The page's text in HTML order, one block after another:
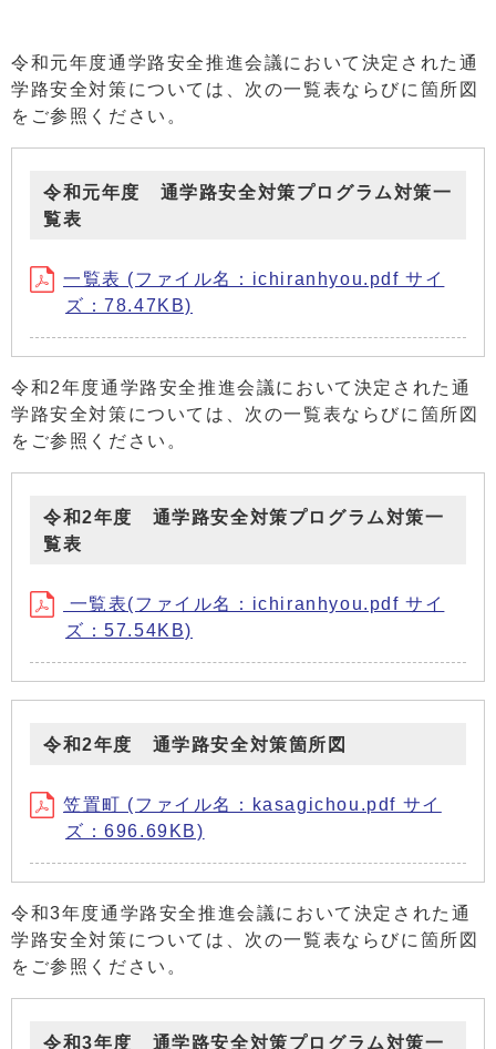
令和元年度通学路安全推進会議において決定された通
学路安全対策については、次の一覧表ならびに箇所図
をご参照ください。
令和元年度 通学路安全対策プログラム対策一
覧表
一覧表 (ファイル名：ichiranhyou.pdf サイ
ズ：78.47KB)
令和2年度通学路安全推進会議において決定された通
学路安全対策については、次の一覧表ならびに箇所図
をご参照ください。
令和2年度 通学路安全対策プログラム対策一
覧表
一覧表(ファイル名：ichiranhyou.pdf サイ
ズ：57.54KB)
令和2年度 通学路安全対策箇所図
笠置町 (ファイル名：kasagichou.pdf サイ
ズ：696.69KB)
令和3年度通学路安全推進会議において決定された通
学路安全対策については、次の一覧表ならびに箇所図
をご参照ください。
令和3年度 通学路安全対策プログラム対策一